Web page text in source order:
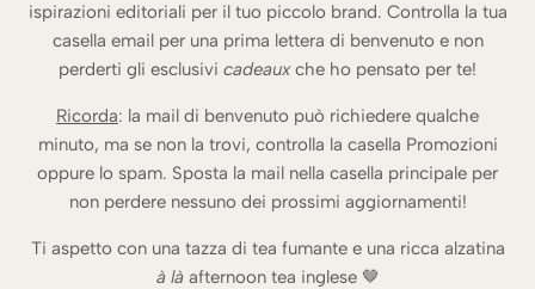
ispirazioni editoriali per il tuo piccolo brand. Controlla la tua
casella email per una prima lettera di benvenuto e non
perderti gli esclusivi cadeauxche ho pensato per te!
Ricorda: la mail di benvenuto può richiedere qualche
minuto, ma se non la trovi, controlla la casella Promozioni
oppure lo spam. Sposta la mail nella casella principale per
non perdere nessuno dei prossimi aggiornamenti!
Ti aspetto con una tazza di tea fumante e una ricca alzatina
à làafternoon tea inglese 🤎